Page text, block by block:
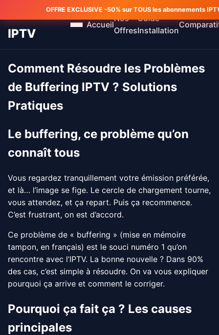
OFFRE EXCLUSIVE -50% sur TOUS les abonnements
MEILLEUR
IPTV
Accueil
Nos
Offres
Guide
Installation
Comment Résoudre les Problèmes
de Buffering IPTV ? Solutions
Pratiques
Le buffering, ce problème qu’on
connaît tous
Vous regardez tranquillement votre émission préférée,
et là… l’image se fige. Le cercle de chargement tourne,
vous attendez, et ça repart. Puis ça recommence.
C’est frustrant, on est d’accord.
Ce problème de « buffering » (mise en mémoire
tampon, en français) est le souci numéro 1 qu’on
rencontre avec l’IPTV. La bonne nouvelle ? Dans 90%
des cas, c’est simple à résoudre. On va vous expliquer
pourquoi ça arrive et comment le corriger.
Pourquoi ça fait ça ? Les causes
principales